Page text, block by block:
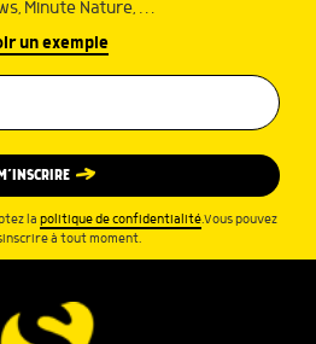
Minute Nature, …
un exemple
la politique de confidentialité.Vous pouvez
à tout moment.